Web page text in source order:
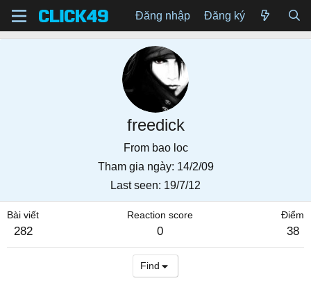
Đăng nhập Đăng ký
freedick
From bao loc
Tham gia ngày 14/2/09
Last seen 19/7/12
Bài viết
282
Reaction score
0
Điểm
38
Find